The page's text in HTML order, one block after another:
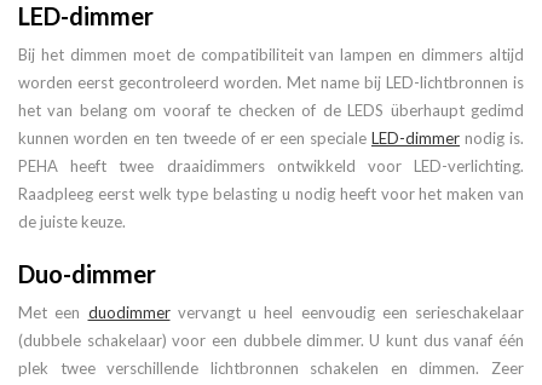
LED-dimmer
Bij het dimmen moet de compatibiliteit van lampen en dimmers altijd
worden eerst gecontroleerd worden. Met name bij LED-lichtbronnen is
het van belang om vooraf te checken of de LEDS überhaupt gedimd
kunnen worden en ten tweede of er een speciale LED-dimmer nodig is.
PEHA heeft twee draaidimmers ontwikkeld voor LED-verlichting.
Raadpleeg eerst welk type belasting u nodig heeft voor het maken van
de juiste keuze.
Duo-dimmer
Met een duodimmervervangt u heel eenvoudig een serieschakelaar
(dubbele schakelaar) voor een dubbele dimmer. U kunt dus vanaf één
plek twee verschillende lichtbronnen schakelen en dimmen. Zeer